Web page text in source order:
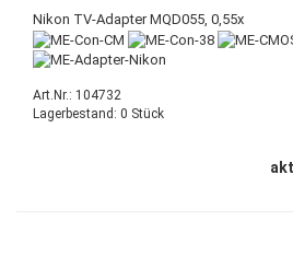
Nikon TV-Adapter MQD055, 0,55x
Art.Nr.: 104732
Lagerbestand: 0 Stück